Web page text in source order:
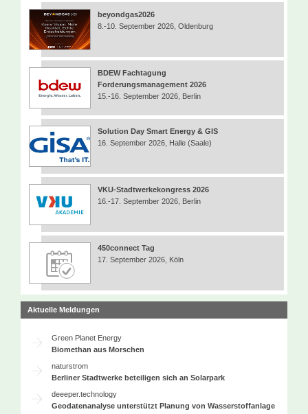
beyondgas2026
8.-10. September 2026, Oldenburg
BDEW Fachtagung
Forderungsmanagement 2026
15.-16. September 2026, Berlin
Solution Day Smart Energy & GIS
16. September 2026, Halle (Saale)
VKU-Stadtwerkekongress 2026
16.-17. September 2026, Berlin
450connect Tag
17. September 2026, Köln
Aktuelle Meldungen
Green Planet Energy
Biomethan aus Morschen
naturstrom
Berliner Stadtwerke beteiligen sich an Solarpark
deeeper.technology
Geodatenanalyse unterstützt Planung von Wasserstoffanlage